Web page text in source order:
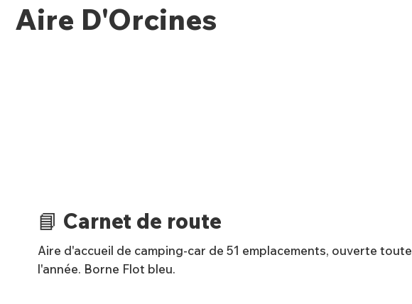
Aire D'Orcines
📘 Carnet de route
Aire d'accueil de camping-car de 51 emplacements, ouverte toute
l'année. Borne Flot bleu.